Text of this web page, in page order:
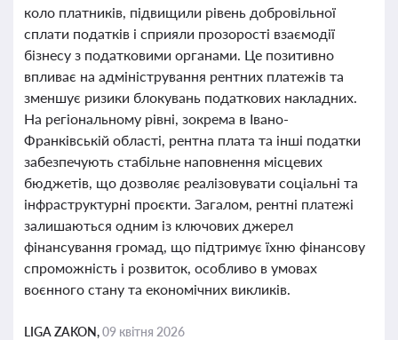
коло платників, підвищили рівень добровільної
сплати податків і сприяли прозорості взаємодії
бізнесу з податковими органами. Це позитивно
впливає на адміністрування рентних платежів та
зменшує ризики блокувань податкових накладних.
На регіональному рівні, зокрема в Івано-
Франківській області, рентна плата та інші податки
забезпечують стабільне наповнення місцевих
бюджетів, що дозволяє реалізовувати соціальні та
інфраструктурні проєкти. Загалом, рентні платежі
залишаються одним із ключових джерел
фінансування громад, що підтримує їхню фінансову
спроможність і розвиток, особливо в умовах
воєнного стану та економічних викликів.
LIGA ZAKON,09 квітня 2026